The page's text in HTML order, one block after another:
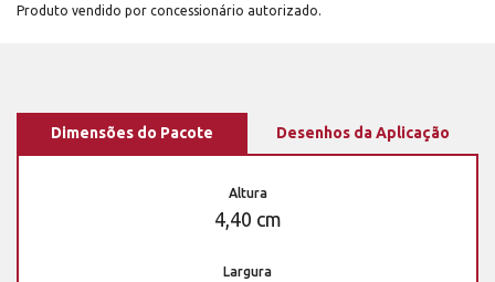
Produto vendido por concessionário autorizado.
Dimensões do Pacote Desenhos da Aplicação
Altura
4,40 cm
Largura